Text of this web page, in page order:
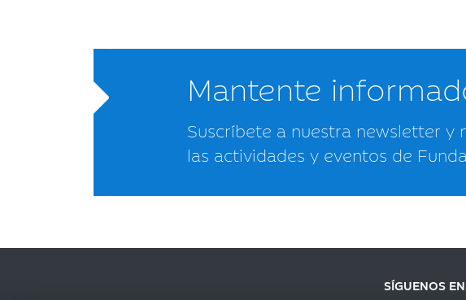
Mantente
Suscríbete a nuestra newsletter y
las actividades y eventos de
SÍGUENOS EN